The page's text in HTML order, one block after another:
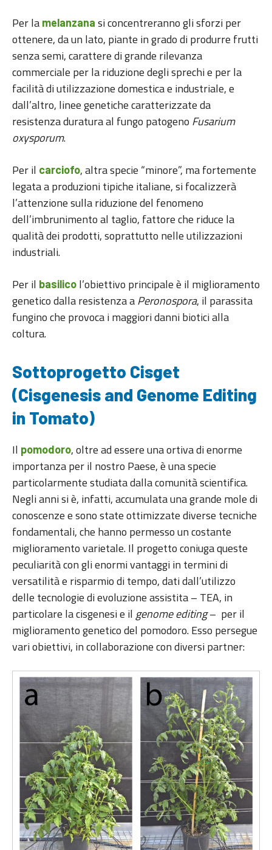
Per la melanzana si concentreranno gli sforzi per
ottenere, da un lato, piante in grado di produrre frutti
senza semi, carattere di grande rilevanza
commerciale per la riduzione degli sprechi e per la
facilità di utilizzazione domestica e industriale, e
dall’altro, linee genetiche caratterizzate da
resistenza duratura al fungo patogeno Fusarium
oxysporum.
Per il carciofo, altra specie “minore”, ma fortemente
legata a produzioni tipiche italiane, si focalizzerà
l’attenzione sulla riduzione del fenomeno
dell’imbrunimento al taglio, fattore che riduce la
qualità dei prodotti, soprattutto nelle utilizzazioni
industriali.
Per il basilico l’obiettivo principale è il miglioramento
genetico dalla resistenza aPeronospora, il parassita
fungino che provoca i maggiori danni biotici alla
coltura.
Sottoprogetto Cisget
(Cisgenesis and Genome Editing
in Tomato)
Il pomodoro, oltre ad essere una ortiva di enorme
importanza per il nostro Paese, è una specie
particolarmente studiata dalla comunità scientifica.
Negli anni si è, infatti, accumulata una grande mole di
conoscenze e sono state ottimizzate diverse tecniche
fondamentali, che hanno permesso un costante
miglioramento varietale. Il progetto coniuga queste
peculiarità con gli enormi vantaggi in termini di
versatilità e risparmio di tempo, dati dall’utilizzo
delle tecnologie di evoluzione assistita – TEA, in
particolare la cisgenesi e il genome editing– per il
miglioramento genetico del pomodoro. Esso persegue
vari obiettivi, in collaborazione con diversi partner: